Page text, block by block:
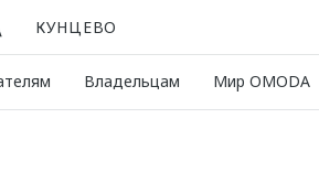
КУНЦЕВО
Владельцам Мир OMODA